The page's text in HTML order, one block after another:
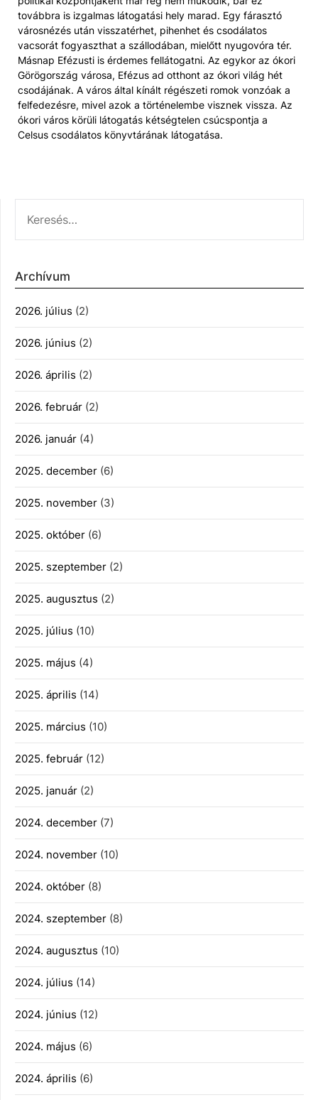
továbbra is izgalmas látogatási hely marad. Egy fárasztó
városnézés után visszatérhet, pihenhet és csodálatos
vacsorát fogyaszthat a szállodában, mielőtt nyugovóra tér.
Másnap Efézusti is érdemes fellátogatni. Az egykor az ókori
Görögország városa, Efézus ad otthont az ókori világ hét
csodájának. A város által kínált régészeti romok vonzóak a
felfedezésre, mivel azok a történelembe visznek vissza. Az
ókori város körüli látogatás kétségtelen csúcspontja a
Celsus csodálatos könyvtárának látogatása.
Archívum
2026. július (2)
2026. június (2)
2026. április (2)
2026. február (2)
2026. január (4)
2025. december (6)
2025. november (3)
2025. október (6)
2025. szeptember (2)
2025. augusztus (2)
2025. július (10)
2025. május (4)
2025. április (14)
2025. március (10)
2025. február (12)
2025. január (2)
2024. december (7)
2024. november (10)
2024. október (8)
2024. szeptember (8)
2024. augusztus (10)
2024. július (14)
2024. június (12)
2024. május (6)
2024. április (6)